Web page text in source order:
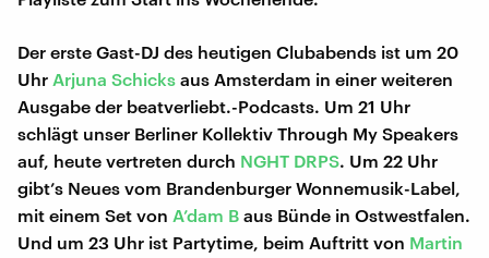
Der erste Gast-DJ des heutigen Clubabends ist um 20
Uhr Arjuna Schicks aus Amsterdam in einer weiteren
Ausgabe der beatverliebt.-Podcasts. Um 21 Uhr
schlägt unser Berliner Kollektiv Through My Speakers
auf, heute vertreten durch NGHT DRPS. Um 22 Uhr
gibt’s Neues vom Brandenburger Wonnemusik-Label,
mit einem Set von A’dam B aus Bünde in Ostwestfalen.
Und um 23 Uhr ist Partytime, beim Auftritt von Martin